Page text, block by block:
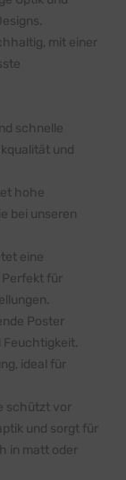
mit einer
schnelle
und
hohe
bei unseren
eine
Perfekt für
Poster
Feuchtigkeit.
ideal für
schützt vor
und sorgt für
in matt oder